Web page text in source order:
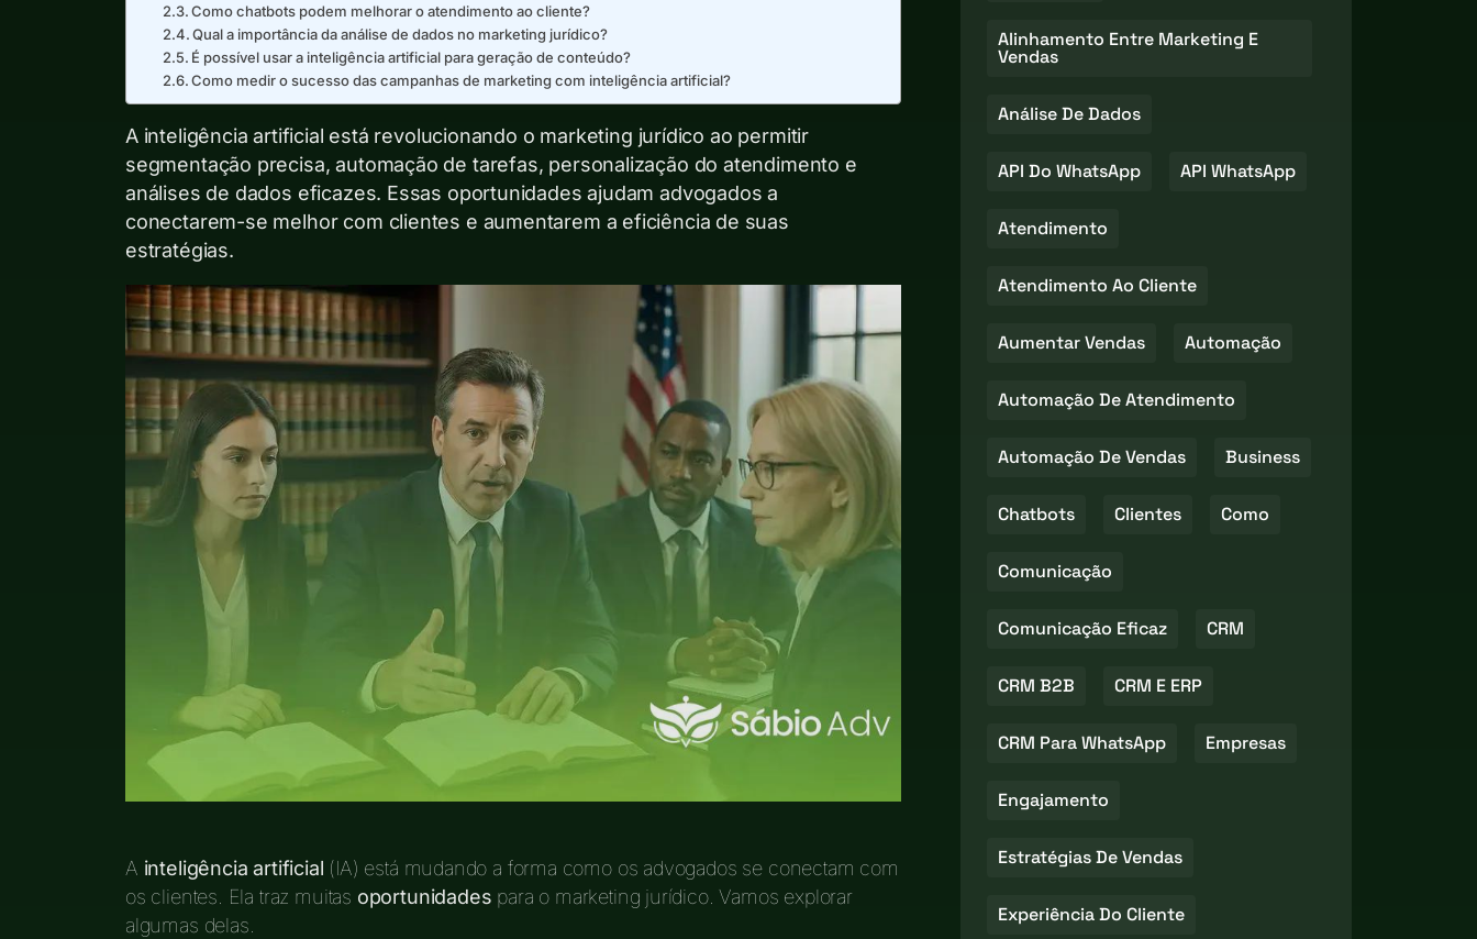
Como chatbots podem melhorar o atendimento ao cliente?
Qual a importância da análise de dados no marketing jurídico?
É possível usar a inteligência artificial para geração de conteúdo?
Como medir o sucesso das campanhas de marketing com inteligência artificial?
A inteligência artificial está revolucionando o marketing jurídico ao permitir
segmentação precisa, automação de tarefas, personalização do atendimento e
análises de dados eficazes. Essas oportunidades ajudam advogados a
conectarem-se melhor com clientes e aumentarem a eficiência de suas
estratégias.
A inteligência artificial (IA) está mudando a forma como os advogados se conectam com
os clientes. Ela traz muitas oportunidades para o marketing jurídico. Vamos explorar
algumas delas.
Alinhamento Entre Marketing E
Vendas
Análise De Dados
API Do WhatsApp API WhatsApp
Atendimento
Atendimento Ao Cliente
Aumentar Vendas Automação
Automação De Atendimento
Automação De Vendas Business
Chatbots Clientes Como
Comunicação
Comunicação Eficaz CRM
CRM B2B CRM E ERP
CRM Para WhatsApp Empresas
Engajamento
Estratégias De Vendas
Experiência Do Cliente